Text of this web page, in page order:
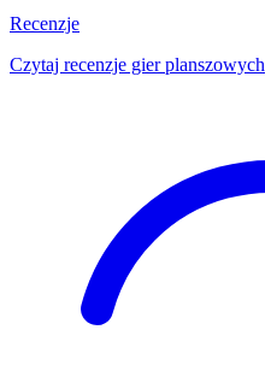
Recenzje
Czytaj recenzje gier planszowych